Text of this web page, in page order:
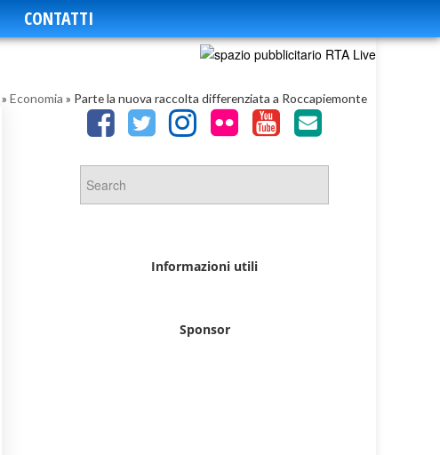
CONTATTI
» Economia » Parte la nuova raccolta differenziata a Roccapiemonte
Informazioni utili
Sponsor